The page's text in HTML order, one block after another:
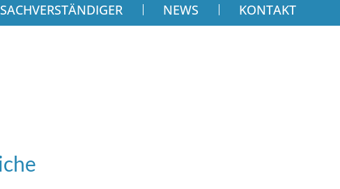
NEWS KONTAKT